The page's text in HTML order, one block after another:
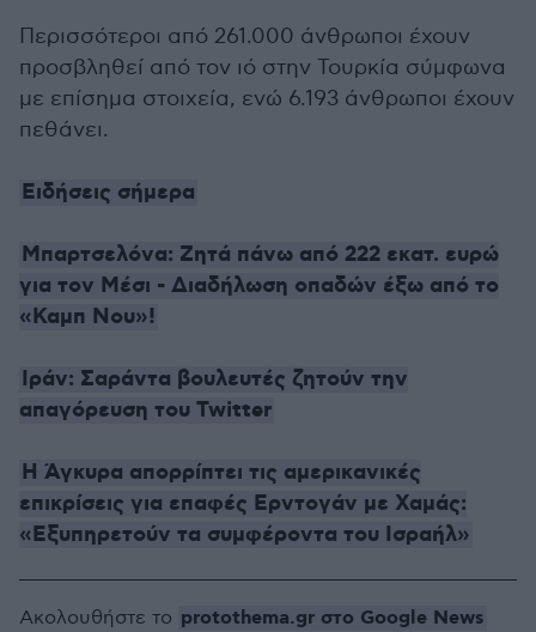
Περισσότεροι από 261.000 άνθρωποι έχουν
προσβληθεί από τον ιό στην Τουρκία σύμφωνα
με επίσημα στοιχεία, ενώ 6.193 άνθρωποι έχουν
πεθάνει.
Ειδήσεις σήμερα
Μπαρτσελόνα: Ζητά πάνω από 222 εκατ. ευρώ
για τον Μέσι - Διαδήλωση οπαδών έξω από το
«Καμπ Νου»!
Ιράν: Σαράντα βουλευτές ζητούν την
απαγόρευση του Twitter
Η Άγκυρα απορρίπτει τις αμερικανικές
επικρίσεις για επαφές Ερντογάν με Χαμάς:
«Εξυπηρετούν τα συμφέροντα του Ισραήλ»
Ακολουθήστε το protothema.gr στο Google News